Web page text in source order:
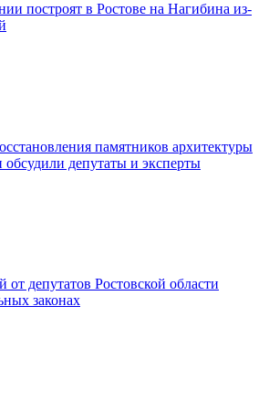
построят в Ростове на Нагибина из-
памятников архитектуры
обсудили депутаты и эксперты
депутатов Ростовской области
законах